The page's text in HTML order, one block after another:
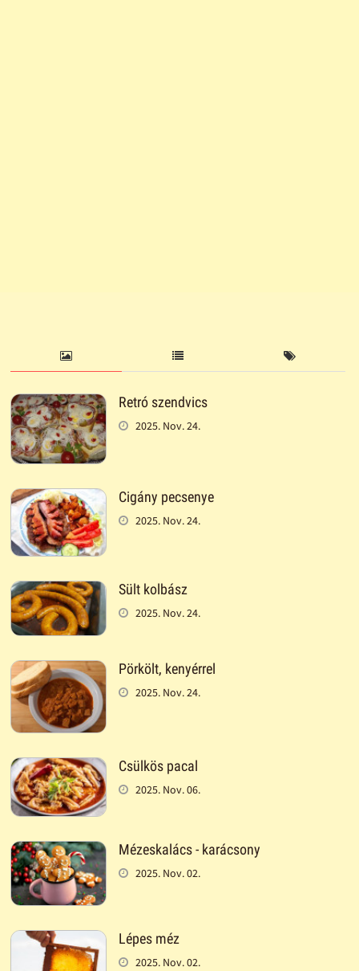
Retró szendvics
2025. Nov. 24.
Cigány pecsenye
2025. Nov. 24.
Sült kolbász
2025. Nov. 24.
Pörkölt, kenyérrel
2025. Nov. 24.
Csülkös pacal
2025. Nov. 06.
Mézeskalács - karácsony
2025. Nov. 02.
Lépes méz
2025. Nov. 02.